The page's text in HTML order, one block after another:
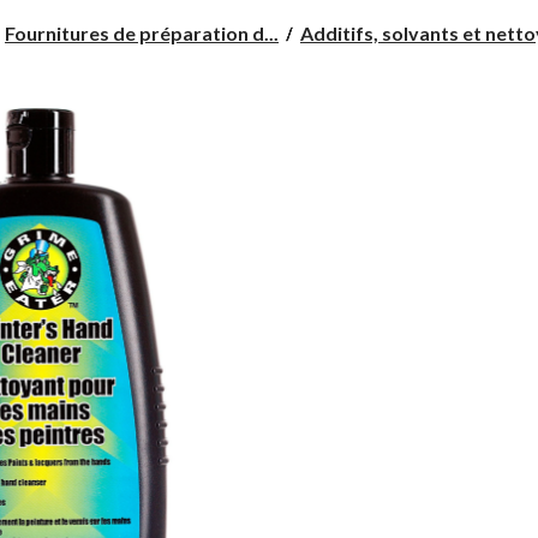
Fournitures de préparation d... Additifs, solvants et